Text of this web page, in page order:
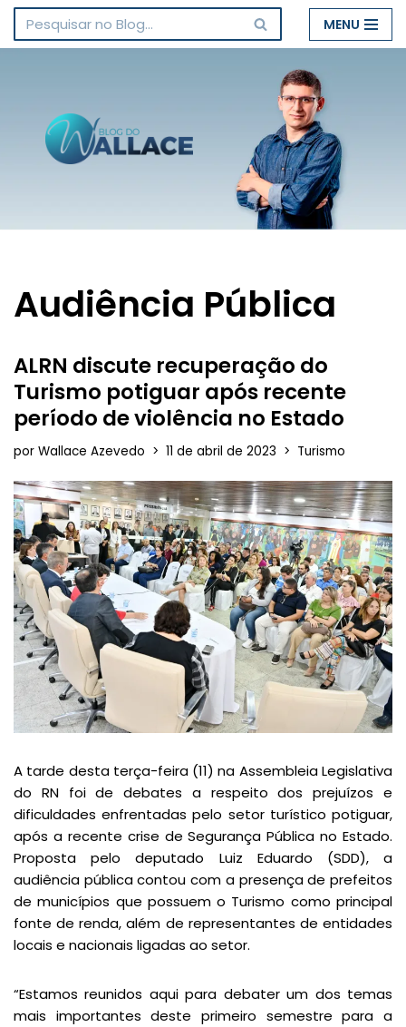
Pular
conteúdo
MENU
Audiência Pública
ALRN discute recuperação do
Turismo potiguar após recente
período de violência no Estado
por Wallace Azevedo 11 de abril de 2023 Turismo
A tarde desta terça-feira (11) na Assembleia Legislativa
do RN foi de debates a respeito dos prejuízos e
dificuldades enfrentadas pelo setor turístico potiguar,
após a recente crise de Segurança Pública no Estado.
Proposta pelo deputado Luiz Eduardo (SDD), a
audiência pública contou com a presença de prefeitos
de municípios que possuem o Turismo como principal
fonte de renda, além de representantes de entidades
locais e nacionais ligadas ao setor.
“Estamos reunidos aqui para debater um dos temas
mais importantes deste primeiro semestre para a